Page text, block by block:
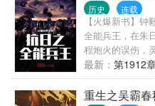
历史 连载
【火爆新书】
全能兵王，在朱
程炮火的误伤，
金山卫保安队队
利用现代的作战
野、血流成河！
最新： 第1912
重生之吴霸春